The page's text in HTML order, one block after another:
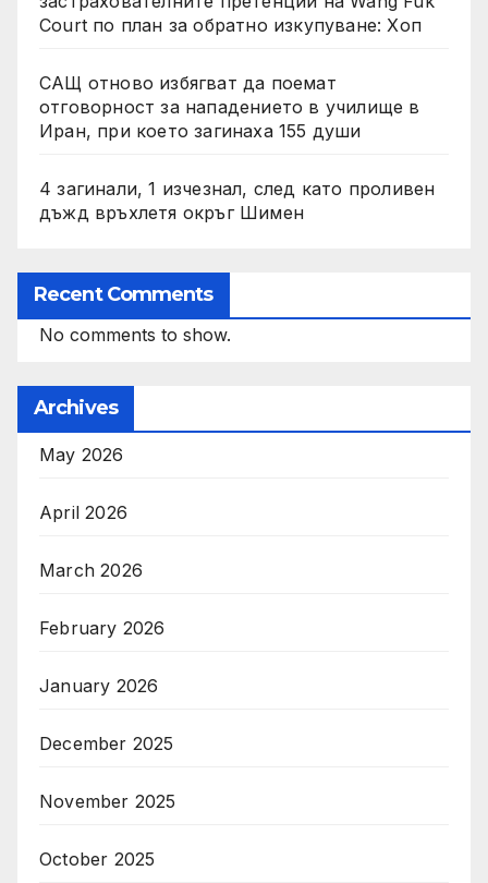
Court по план за обратно изкупуване: Хоп
САЩ отново избягват да поемат
отговорност за нападението в училище в
Иран, при което загинаха 155 души
4 загинали, 1 изчезнал, след като проливен
дъжд връхлетя окръг Шимен
Recent Comments
No comments to show.
Archives
May 2026
April 2026
March 2026
February 2026
January 2026
December 2025
November 2025
October 2025